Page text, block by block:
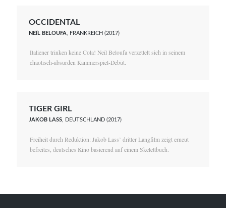
OCCIDENTAL
NEÏL BELOUFA , FRANKREICH (2017)
Italiener trinken keine Cola! Neïl Beloufa verzettelt sich in seinem
chaotisch-absurden Kammerspiel-Debüt.
TIGER GIRL
JAKOB LASS, DEUTSCHLAND (2017)
Freiheit durch Reduktion: Jakob Lass’ dritter Langfilm zeigt erneut
befreites, deutsches Kino basierend auf einem Skelettbuch.